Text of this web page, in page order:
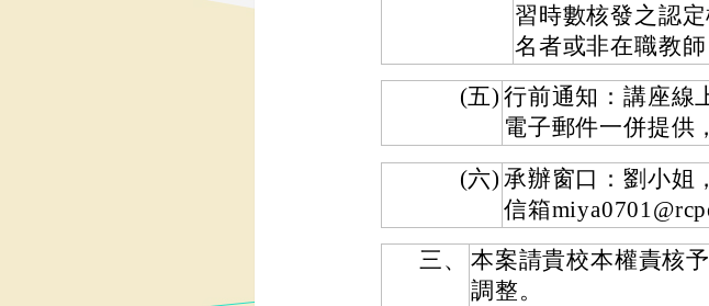
習時數核發之認
名者或非在職教
(五) 行前通知：講座線
電子郵件一併提供
(六) 承辦窗口：劉小姐
信箱
三、
本案請貴校本權責核
調整。